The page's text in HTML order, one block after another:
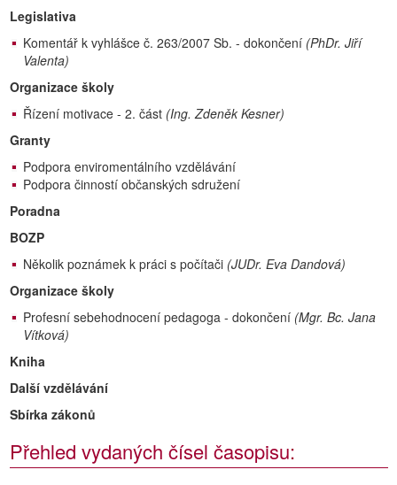
Legislativa
Komentář k vyhlášce č. 263/2007 Sb. - dokončení (PhDr. Jiří
Valenta)
Organizace školy
Řízení motivace - 2. část (Ing. Zdeněk Kesner)
Granty
Podpora enviromentálního vzdělávání
Podpora činností občanských sdružení
Poradna
BOZP
Několik poznámek k práci s počítači (JUDr. Eva Dandová)
Organizace školy
Profesní sebehodnocení pedagoga - dokončení (Mgr. Bc. Jana
Vítková)
Kniha
Další vzdělávání
Sbírka zákonů
Přehled vydaných čísel časopisu: